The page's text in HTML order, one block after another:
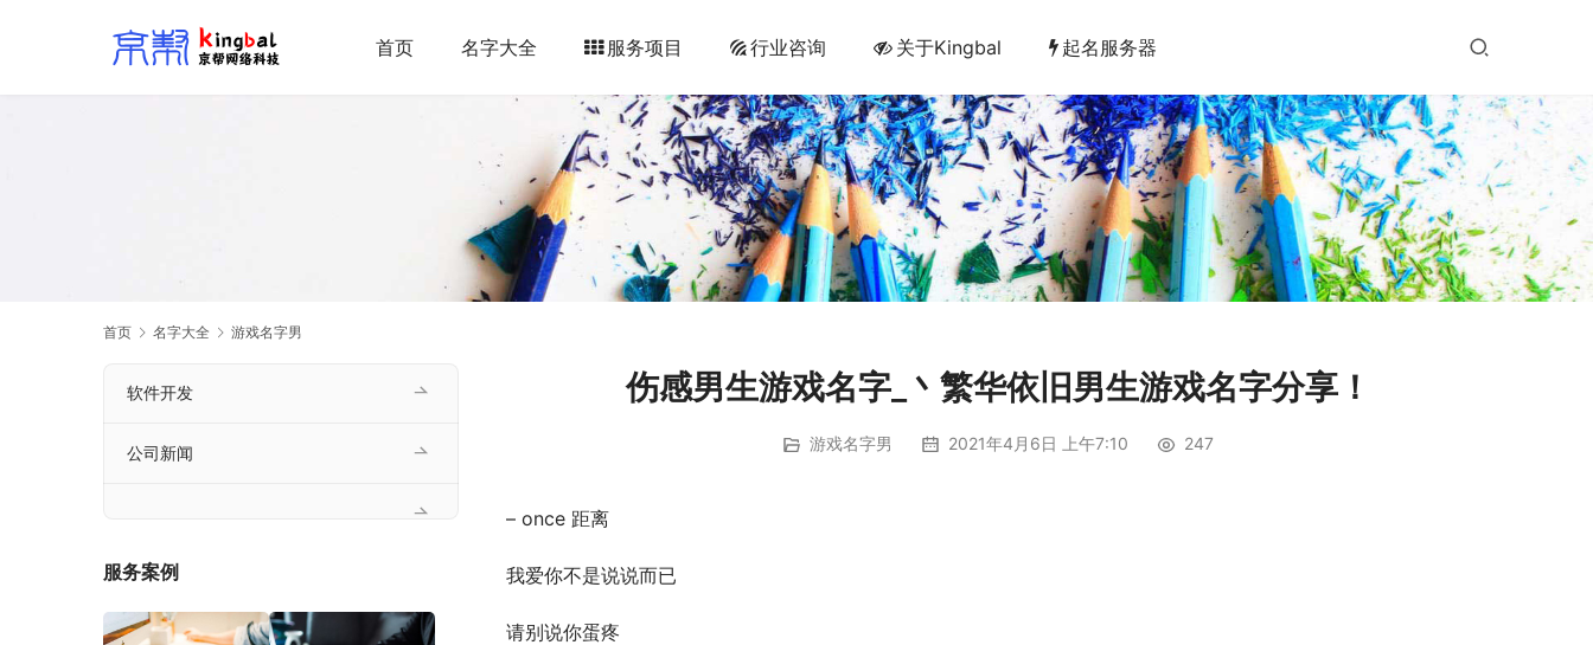
首页 名字大全 服务项目 行业咨询 关于Kingbal 起名服务器
首页 名字大全 游戏名字男
伤感男生游戏名字_丶繁华依旧男生游戏名字分享！
游戏名字男 2021年4月6日 上午7:10 247
– once 距离
我爱你不是说说而已
请别说你蛋疼
软件开发
公司新闻
服务案例